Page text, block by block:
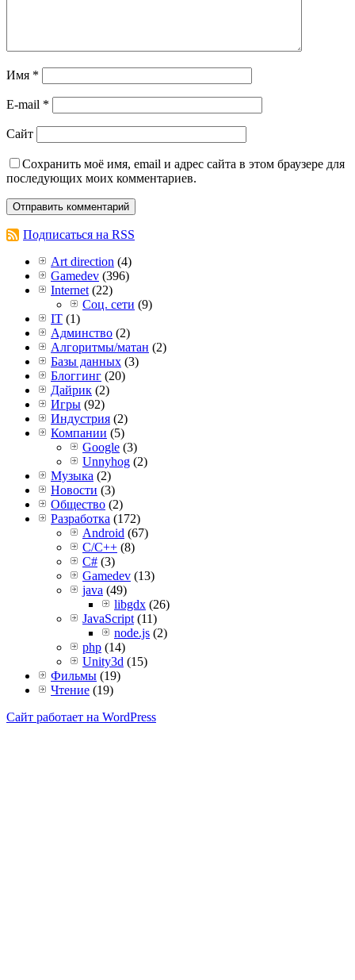
Имя *
E-mail *
Сайт
Сохранить моё имя, email и адрес сайта в этом браузере для
последующих моих комментариев.
Подписаться на RSS
Art direction (4)
Gamedev (396)
Internet(22)
Соц. сети (9)
IT (1)
Админство (2)
Алгоритмы/матан (2)
Базы данных (3)
Блоггинг (20)
Дайрик (2)
Игры (92)
Индустрия (2)
Компании (5)
Google (3)
Unnyhog (2)
Музыка (2)
Новости (3)
Общество (2)
Разработка (172)
Android (67)
C/C++ (8)
C# (3)
Gamedev (13)
java (49)
libgdx (26)
JavaScript(11)
node.js (2)
php (14)
Unity3d (15)
Фильмы (19)
Чтение (19)
Сайт работает на WordPress